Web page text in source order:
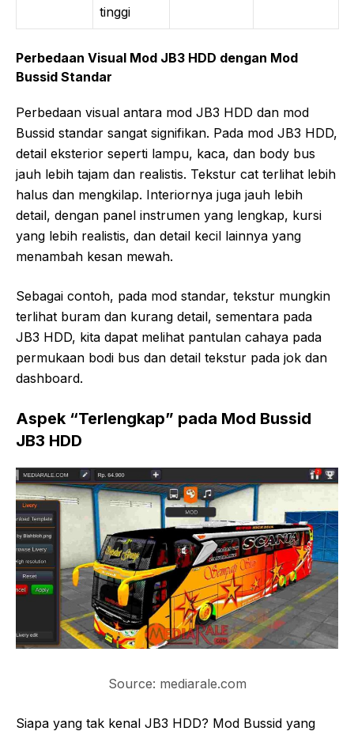
tinggi
Perbedaan Visual Mod JB3 HDD dengan Mod
Bussid Standar
Perbedaan visual antara mod JB3 HDD dan mod
Bussid standar sangat signifikan. Pada mod JB3 HDD,
detail eksterior seperti lampu, kaca, dan body bus
jauh lebih tajam dan realistis. Tekstur cat terlihat lebih
halus dan mengkilap. Interiornya juga jauh lebih
detail, dengan panel instrumen yang lengkap, kursi
yang lebih realistis, dan detail kecil lainnya yang
menambah kesan mewah.
Sebagai contoh, pada mod standar, tekstur mungkin
terlihat buram dan kurang detail, sementara pada
JB3 HDD, kita dapat melihat pantulan cahaya pada
permukaan bodi bus dan detail tekstur pada jok dan
dashboard.
Aspek “Terlengkap” pada Mod Bussid
JB3 HDD
Source: mediarale.com
Siapa yang tak kenal JB3 HDD? Mod Bussid yang